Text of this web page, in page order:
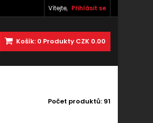
Vítejte, Přihlásit se
Košík: 0 Produkty CZK 0.00
Počet produktů: 91